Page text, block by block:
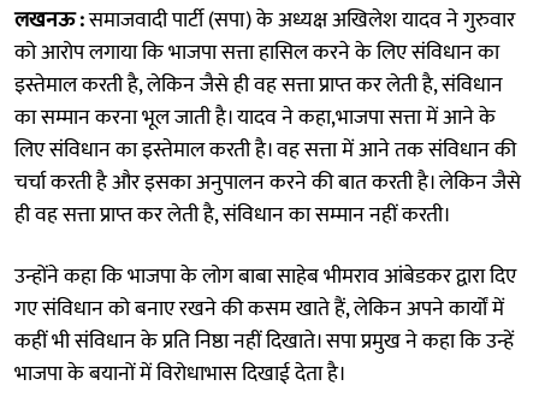
लखनऊ :समाजवादी पार्टी (सपा) के अध्यक्ष अखिलेश यादव ने गुरुवार
को आरोप लगाया कि भाजपा सत्ता हासिल करने के लिए संविधान का
इस्तेमाल करती है, लेकिन जैसे ही वह सत्ता प्राप्त कर लेती है, संविधान
का सम्मान करना भूल जाती है। यादव ने कहा,भाजपा सत्ता में आने के
लिए संविधान का इस्तेमाल करती है। वह सत्ता में आने तक संविधान की
चर्चा करती है और इसका अनुपालन करने की बात करती है। लेकिन जैसे
ही वह सत्ता प्राप्त कर लेती है, संविधान का सम्मान नहीं करती।
उन्होंने कहा कि भाजपा के लोग बाबा साहेब भीमराव आंबेडकर द्वारा दिए
गए संविधान को बनाए रखने की कसम खाते हैं, लेकिन अपने कार्यों में
कहीं भी संविधान के प्रति निष्ठा नहीं दिखाते। सपा प्रमुख ने कहा कि उन्हें
भाजपा के बयानों में विरोधाभास दिखाई देता है।